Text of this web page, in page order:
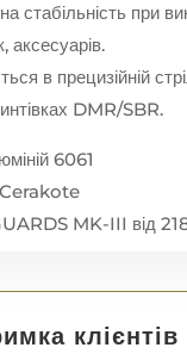
стабільність при
аксесуарів.
в прецизійній
DMR/SBR.
6061
MK-III від
клієнтів